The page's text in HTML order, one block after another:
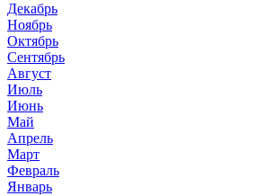
Декабрь
Ноябрь
Октябрь
Сентябрь
Август
Июль
Июнь
Май
Апрель
Март
Февраль
Январь